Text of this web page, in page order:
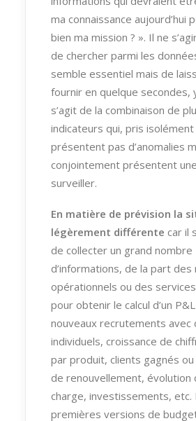
ma connaissance aujourd’hui
bien ma mission ? ». Il ne
de chercher parmi les
semble essentiel mais de
fournir en quelque secondes,
s’agit de la combinaison de
indicateurs qui, pris isolément
présentent pas d’anomalies
conjointement présentent
surveiller.
En matière de prévision la
légèrement différente car il
de collecter un grand nombre
d’informations, de la part
opérationnels ou des
pour obtenir le calcul d’un
nouveaux recrutements avec
individuels, croissance de
par produit, clients gagnés
de renouvellement, évolution
charge, investissements, etc.
premières versions de